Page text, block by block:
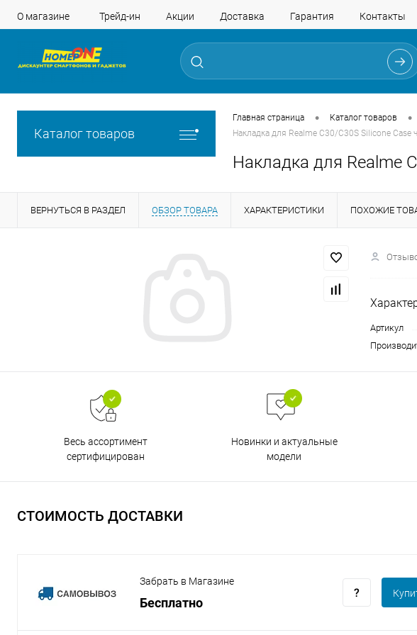
О магазине Трейд-ин Акции Доставка Гарантия Контакты
Каталог товаров
Главная страница • Каталог товаров •
Накладка для Realme C30/C30S Silicone
Накладка для Realme
ВЕРНУТЬСЯ В РАЗДЕЛ ОБЗОР ТОВАРА ХАРАКТЕРИСТИКИ ПОХОЖИЕ
Артикул
Весь ассортимент
сертифицирован
Новинки и актуальные
модели
СТОИМОСТЬ ДОСТАВКИ
Забрать в Магазине
Бесплатно
Разбейте
на части
25%